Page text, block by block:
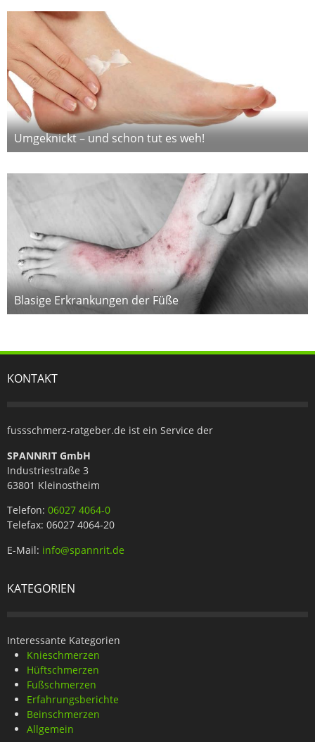
Umgeknickt – und schon tut es weh!
Blasige Erkrankungen der Füße
KONTAKT
fussschmerz-ratgeber.de ist ein Service der
SPANNRIT GmbH
Industriestraße 3
63801 Kleinostheim
Telefon: 06027 4064-0
Telefax: 06027 4064-20
E-Mail: info@spannrit.de
KATEGORIEN
Interessante Kategorien
Knieschmerzen
Hüftschmerzen
Fußschmerzen
Erfahrungsberichte
Beinschmerzen
Allgemein